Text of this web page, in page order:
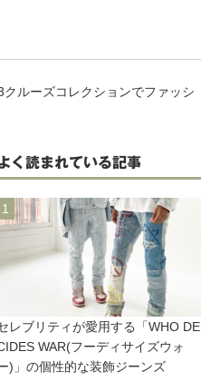
ルーズコレクションでファッシ
く読まれている記事
レブリティが愛用する「WHO DE
WAR(フーディサイズウォ
)」の個性的な装飾ジーンズ